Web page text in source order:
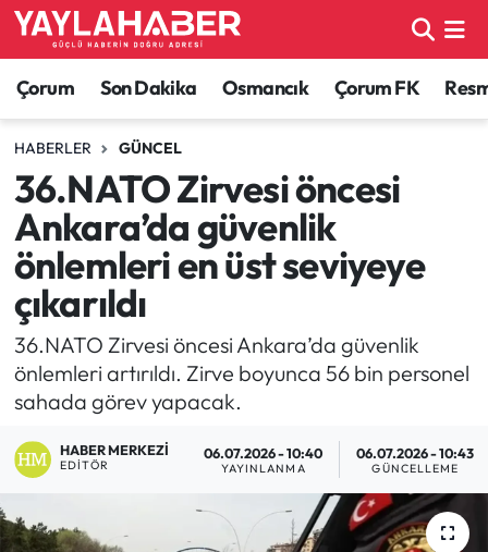
Çorum Son Dakika Osmancık Çorum FK
HABERLER GÜNCEL
36.NATO Zirvesi öncesi
Ankara’da güvenlik
önlemleri en üst seviyeye
çıkarıldı
36.NATO Zirvesi öncesi Ankara’da güvenlik
önlemleri artırıldı. Zirve boyunca 56 bin personel
sahada görev yapacak.
HABER MERKEZI
EDITÖR
06.07.2026 - 10:40
YAYINLANMA
06.07.2026 - 10:43
GÜNCELLEME
Alaca Haberleri
Bayat Haberleri
Bilgi - Keşfet Haberleri
Bilim ve Teknoloji
Boğazkale Haberleri
Çorum Haberleri
Çorum Son Dakika Haberleri
Dodurga Haberleri
Eğitim
Çorum Nöbetçi Eczaneler
Çorum Hava Durumu
Çorum Namaz Vakitleri
Çorum Trafik Yoğunluk Haritası
TFF 1.Lig Puan Durumu ve Fikstür
Tüm Manşetler
Son Dakika Haberleri
Haber Arşivi